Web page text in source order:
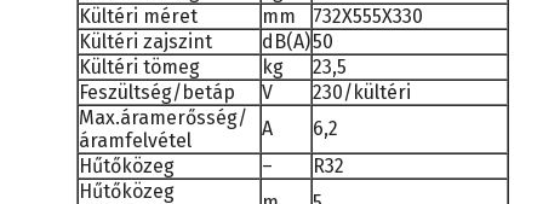
Kültéri méret
mm
732X555X330
Kültéri zajszint
dB(A)50
Kültéri tömeg
kg
23,5
Feszültség/betáp
V
230/kültéri
Max.áramerősség/
áramfelvétel
A
6,2
Hűtőközeg
–
R32
Hűtőközeg